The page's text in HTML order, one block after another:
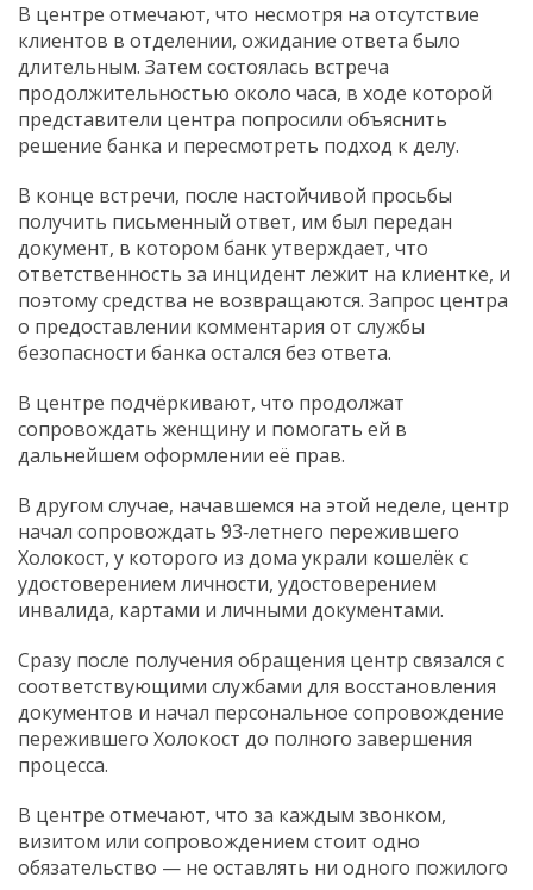
В центре отмечают, что несмотря на отсутствие
клиентов в отделении, ожидание ответа было
длительным. Затем состоялась встреча
продолжительностью около часа, в ходе которой
представители центра попросили объяснить
решение банка и пересмотреть подход к делу.
В конце встречи, после настойчивой просьбы
получить письменный ответ, им был передан
документ, в котором банк утверждает, что
ответственность за инцидент лежит на клиентке, и
поэтому средства не возвращаются. Запрос центра
о предоставлении комментария от службы
безопасности банка остался без ответа.
В центре подчёркивают, что продолжат
сопровождать женщину и помогать ей в
дальнейшем оформлении её прав.
В другом случае, начавшемся на этой неделе, центр
начал сопровождать 93‑летнего пережившего
Холокост, у которого из дома украли кошелёк с
удостоверением личности, удостоверением
инвалида, картами и личными документами.
Сразу после получения обращения центр связался с
соответствующими службами для восстановления
документов и начал персональное сопровождение
пережившего Холокост до полного завершения
процесса.
В центре отмечают, что за каждым звонком,
визитом или сопровождением стоит одно
обязательство — не оставлять ни одного пожилого